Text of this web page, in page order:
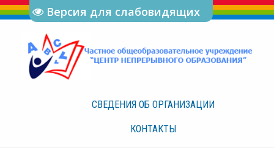
Версия для слабовидящих
СВЕДЕНИЯ ОБ ОРГАНИЗАЦИИ
КОНТАКТЫ